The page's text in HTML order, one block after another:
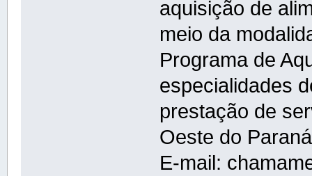
aquisição de
meio da
Programa de
especialidades
prestação de
Oeste do
E-mail: